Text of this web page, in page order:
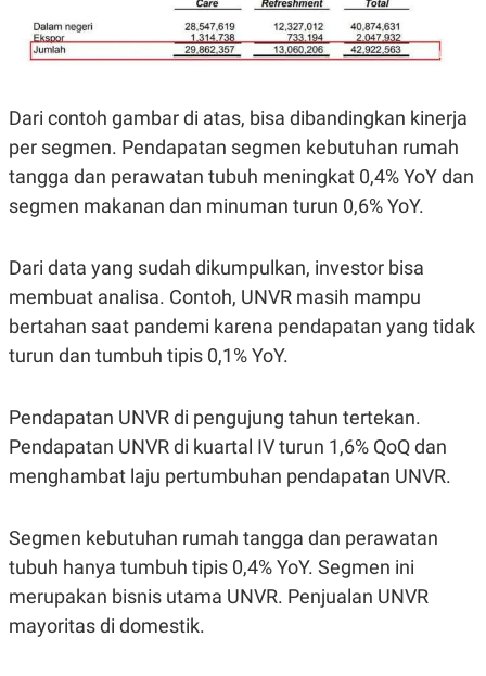
Dari contoh gambar di atas, bisa dibandingkan kinerja
per segmen. Pendapatan segmen kebutuhan rumah
tangga dan perawatan tubuh meningkat 0,4% YoY dan
segmen makanan dan minuman turun 0,6% YoY.
Dari data yang sudah dikumpulkan, investor bisa
membuat analisa. Contoh, UNVR masih mampu
bertahan saat pandemi karena pendapatan yang tidak
turun dan tumbuh tipis 0,1% YoY.
Pendapatan UNVR di pengujung tahun tertekan.
Pendapatan UNVR di kuartal IV turun 1,6% QoQ dan
menghambat laju pertumbuhan pendapatan UNVR.
Segmen kebutuhan rumah tangga dan perawatan
tubuh hanya tumbuh tipis 0,4% YoY. Segmen ini
merupakan bisnis utama UNVR. Penjualan UNVR
mayoritas di domestik.